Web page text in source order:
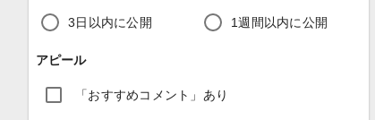
3日以内に公開 1週間以内に公開
アピール
「おすすめコメント」あり